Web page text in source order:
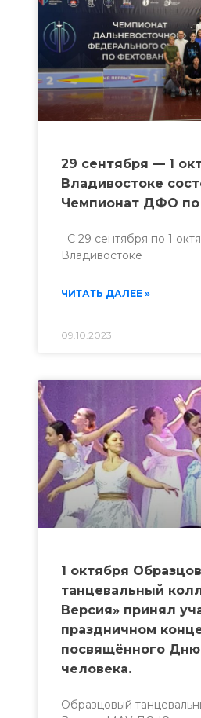
29 сентября — 1
Владивостоке
Чемпионат ДФО по
С 29 сентября по 1
Владивостоке
ЧИТАТЬ ДАЛЕЕ »
09.10.2023
1 октября
танцевальный
Версия» принял
праздничном
посвящённого
человека.
Образцовый